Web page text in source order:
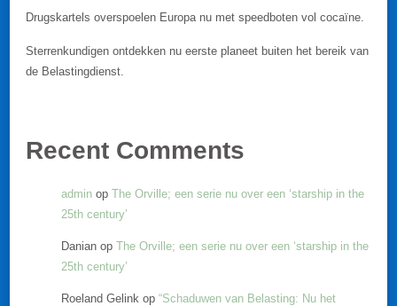
Drugskartels overspoelen Europa nu met speedboten vol cocaïne.
Sterrenkundigen ontdekken nu eerste planeet buiten het bereik van
de Belastingdienst.
Recent Comments
admin op The Orville; een serie nu over een ‘starship in the
25th century’
Danian op The Orville; een serie nu over een ‘starship in the
25th century’
Roeland Gelink op “Schaduwen van Belasting: Nu het